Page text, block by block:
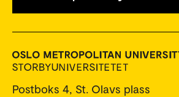
Postboks 4, St. Olavs plass